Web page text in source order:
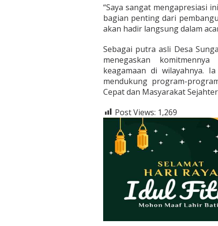
“Saya sangat mengapresiasi
bagian penting dari
akan hadir langsung dalam
Sebagai putra asli Desa
menegaskan
keagamaan di wilayahnya.
mendukung program-
Cepat dan Masyarakat
Post Views: 1,269